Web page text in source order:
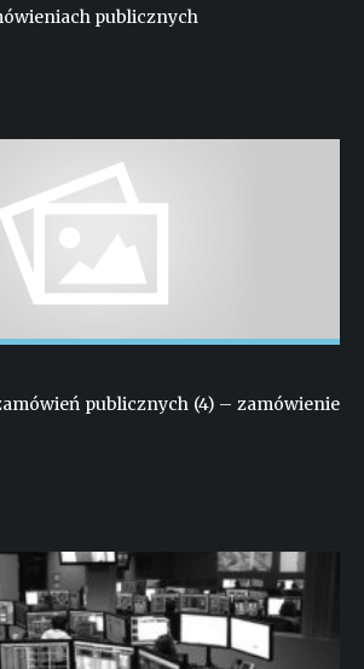
publicznych
publicznych (4) – zamówienie